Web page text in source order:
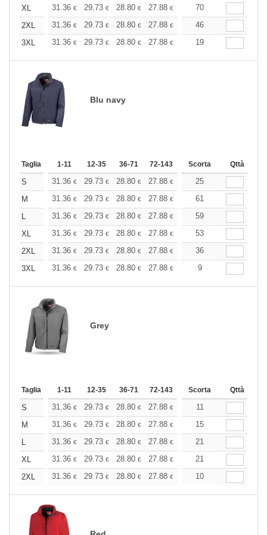
XL
31.36 € 29.73 € 28.80 € 27.88 € 26.48€
70
2XL
31.36 € 29.73 € 28.80 € 27.88 € 26.48€
46
3XL
31.36 € 29.73 € 28.80 € 27.88 € 26.48€
19
Blu navy
Taglia 1-11 12-35 36-71 72-143 144-287 288 +
Scorta Qttà
S 31.36 € 29.73 € 28.80 € 27.88 € 26.48€
25
M
31.36 € 29.73 € 28.80 € 27.88 € 26.48€
61
L
31.36 € 29.73 € 28.80 € 27.88 € 26.48€
59
XL
31.36 € 29.73 € 28.80 € 27.88 € 26.48€
53
2XL
31.36 € 29.73 € 28.80 € 27.88 € 26.48€
36
3XL
31.36 € 29.73 € 28.80 € 27.88 € 26.48
9
Grey
Taglia 1-11 12-35 36-71 72-143 144-287 288 +
Scorta Qttà
S 31.36 € 29.73 € 28.80 € 27.88 € 26.48€
11
M
31.36 € 29.73 € 28.80 € 27.88 € 26.48€
15
L
31.36 € 29.73 € 28.80 € 27.88 € 26.48€
21
XL
31.36 € 29.73 € 28.80 € 27.88 € 26.48€
21
2XL
31.36 € 29.73 € 28.80 € 27.88 € 26.48€
10